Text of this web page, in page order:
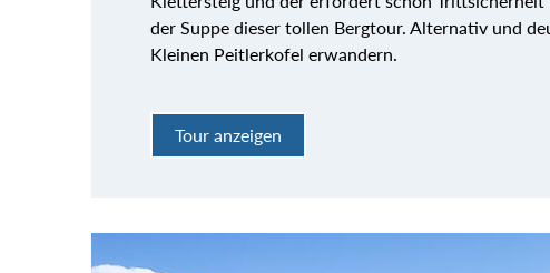
der Suppe dieser tollen Bergtour. Alternativ und
Kleinen Peitlerkofel erwandern.
Tour anzeigen